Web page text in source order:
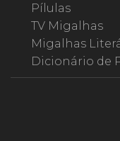
Pílulas
TV Migalhas
Migalhas
Dicionário de